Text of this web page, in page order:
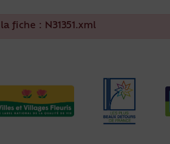
fiche : N31351.xml